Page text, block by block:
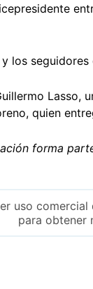
los
quien
forma
uso
para obtener